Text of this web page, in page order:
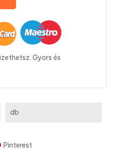
Gyors és
db
Pinterest